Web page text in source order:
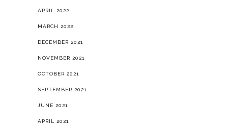
APRIL 2022
MARCH 2022
DECEMBER 2021
NOVEMBER 2021
OCTOBER 2021
SEPTEMBER 2021
JUNE 2021
APRIL 2021